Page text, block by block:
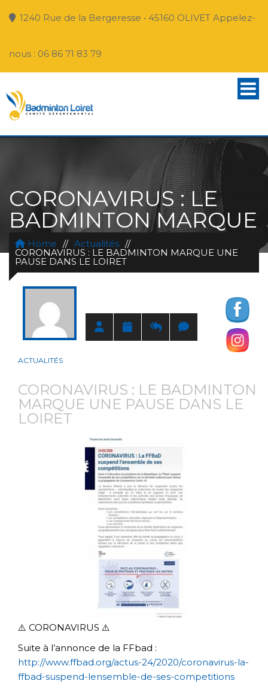
1240 Rue de la Bergeresse • 45160 OLIVET Appelez-
nous : 06 86 71 83 79
CORONAVIRUS : LE
BADMINTON MARQUE
UNE PAUSE DANS LE
LOIRET
Home // Actualités //
CORONAVIRUS : LE BADMINTON MARQUE UNE
PAUSE DANS LE LOIRET
ACTUALITÉS
CORONAVIRUS : LE BADMINTON
MARQUE UNE PAUSE DANS LE
LOIRET
⚠️ CORONAVIRUS ⚠️
Suite à l’annonce de la FFbad :
http://www.ffbad.org/actus-24/2020/coronavirus-la-
ffbad-suspend-lensemble-de-ses-competitions